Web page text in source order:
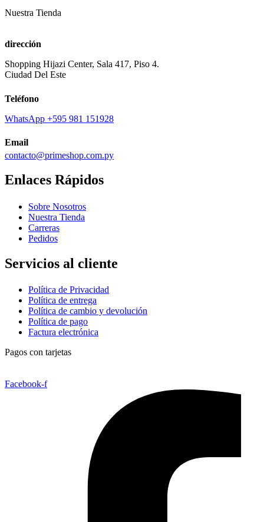
Nuestra Tienda
dirección
Shopping Hijazi Center, Sala 417, Piso 4.
Ciudad Del Este
Teléfono
WhatsApp +595 981 151928
Email
contacto@primeshop.com.py
Enlaces Rápidos
Sobre Nosotros
Nuestra Tienda
Carreras
Pedidos
Servicios al cliente
Política de Privacidad
Política de entrega
Política de cambio y devolución
Política de pago
Factura electrónica
Pagos con tarjetas
Facebook-f